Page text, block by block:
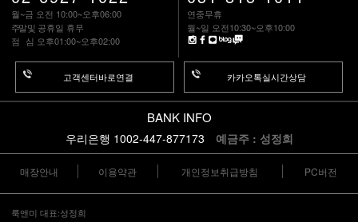
월~금 오전 10:00~오후06:00
주말및 공휴일 휴무
점 심 오후01:00~오후02:00
고객센터바로연결
연중무휴
월~일 오전10:30~오후10:00
카카오톡실시간상담
BANK INFO
우리은행 1002-447-877173 예금주 : 성정희
매장안내 이용약관 개인정보취급방침 PC버전
룩앤미 대표:성정희